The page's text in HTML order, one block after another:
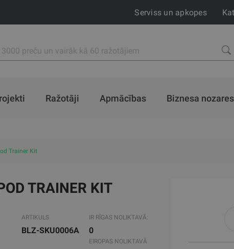
Serviss un apkopes
Ražotāji Apmācības Biznesa nozares
Trainer Kit
TRAINER KIT
ARTIKULS
BLZ-SKU0006A
IR RĪGAS NOLIKTAVĀ:
0
EIROPAS NOLIKTAVĀ